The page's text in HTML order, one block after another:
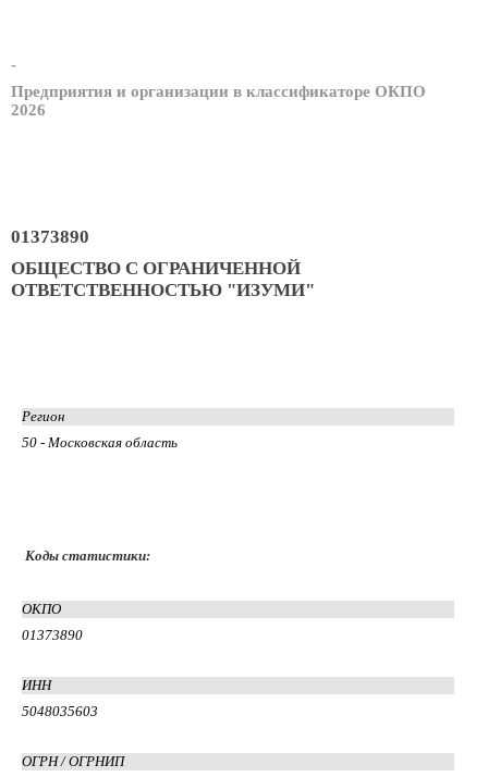
-
Предприятия и организации в классификаторе ОКПО
2026
01373890
ОБЩЕСТВО С ОГРАНИЧЕННОЙ
ОТВЕТСТВЕННОСТЬЮ "ИЗУМИ"
Регион
50 - Московская область
Коды статистики:
ОКПО
01373890
ИНН
5048035603
ОГРН / ОГРНИП